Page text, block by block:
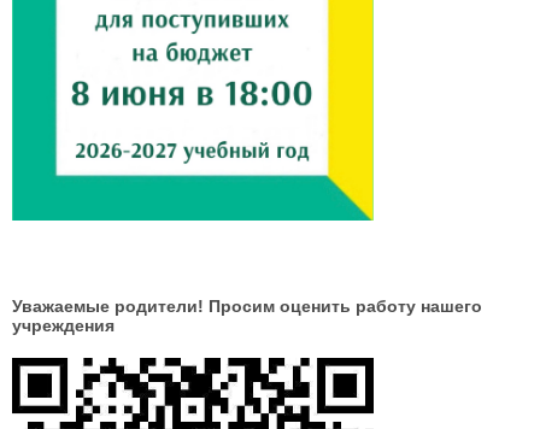
Уважаемые родители! Просим оценить работу нашего
учреждения